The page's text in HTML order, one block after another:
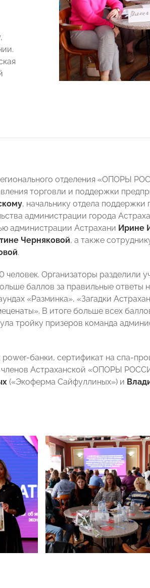
отделения «ОПОРЫ
торговли и поддержки
, начальнику отдела поддержки
администрации города
администрации Астрахани Ирине
Черняковой, а также
.
Организаторы разделили
баллов за правильные ответы
«Разминка», «Загадки
В итоге больше всех
тройку призеров команда
банки, сертификат на спа-
членов Астраханской «ОПОРЫ
(«Экоферма Сайфуллиных») и